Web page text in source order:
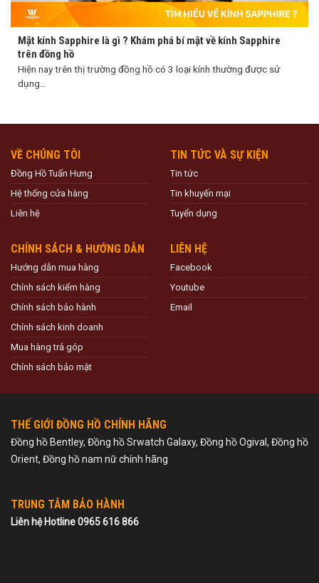
Mặt kính Sapphire là gì ? Khám phá bí mật về kính Sapphire
trên đồng hồ
Hiện nay trên thị trường đồng hồ có 3 loại kính thường được sử
dụng...
VỀ CHÚNG TÔI
Đồng Hồ Tuấn Hưng
Hệ thống cửa hàng
Liên hệ
TIN TỨC VÀ SỰ KIỆN
Tin tức
Tin khuyến mại
Tuyển dụng
CHÍNH SÁCH & HƯỚNG DẪN
Hướng dẫn mua hàng
Chính sách kiểm hàng
Chính sách bảo hành
Chính sách kinh doanh
Mua hàng trả góp
Chính sách bảo mật
LIÊN HỆ
Facebook
Youtube
Email
THẾ GIỚI ĐỒNG HỒ CHÍNH HÃNG
Đồng hồ Bentley, Đồng hồ Srwatch Galaxy, Đồng hồ Ogival, Đồng hồ
Orient, Đồng hồ nam nữ chính hãng
TRUNG TÂM BẢO HÀNH
Liên hệ Hotline 0965 616 866